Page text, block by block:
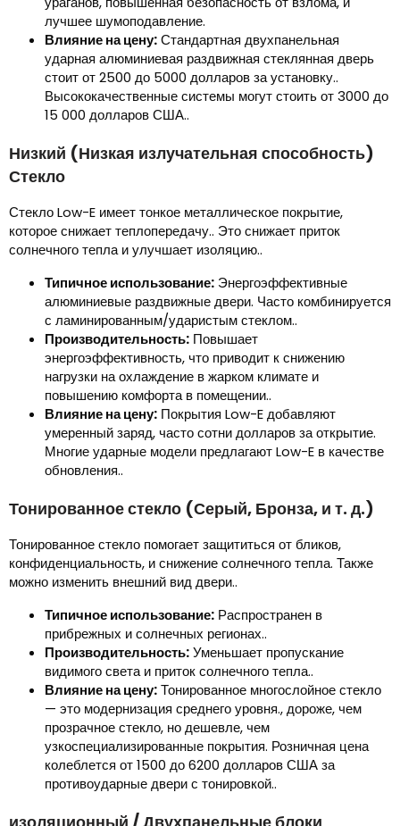
лучшее шумоподавление.
Влияние на цену:Стандартная двухпанельная
ударная алюминиевая раздвижная стеклянная дверь
стоит от 2500 до 5000 долларов за установку..
Высококачественные системы могут стоить от 3000 до
15 000 долларов США..
Низкий (Низкая излучательная способность)
Стекло
Стекло Low-E имеет тонкое металлическое покрытие,
которое снижает теплопередачу.. Это снижает приток
солнечного тепла и улучшает изоляцию..
Типичное использование: Энергоэффективные
алюминиевые раздвижные двери. Часто комбинируется
с ламинированным/ударистым стеклом..
Производительность: Повышает
энергоэффективность, что приводит к снижению
нагрузки на охлаждение в жарком климате и
повышению комфорта в помещении..
Влияние на цену: Покрытия Low-E добавляют
умеренный заряд, часто сотни долларов за открытие.
Многие ударные модели предлагают Low-E в качестве
обновления..
Тонированное стекло (Серый, Бронза, и т. д.)
Тонированное стекло помогает защититься от бликов,
конфиденциальность, и снижение солнечного тепла. Также
можно изменить внешний вид двери..
Типичное использование: Распространен в
прибрежных и солнечных регионах..
Производительность:Уменьшает пропускание
видимого света и приток солнечного тепла..
Влияние на цену:Тонированное многослойное стекло
— это модернизация среднего уровня., дороже, чем
прозрачное стекло, но дешевле, чем
узкоспециализированные покрытия. Розничная цена
колеблется от 1500 до 6200 долларов США за
противоударные двери с тонировкой..